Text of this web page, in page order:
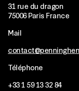
31 rue du dragon
75006 Paris France
Mail
Téléphone
+331 59 13 32 84